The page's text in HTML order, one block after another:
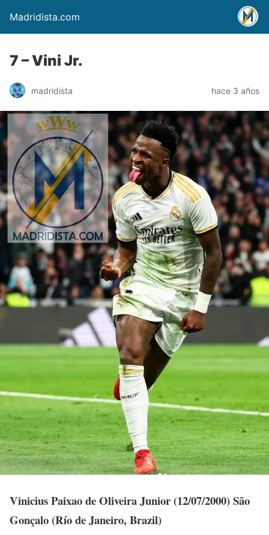
Madridista.com
7 – Vini Jr.
madridista hace 3 años
Vinicius Paixao de Oliveira Junior (12/07/2000)São
Gonçalo (Río de Janeiro, Brazil)